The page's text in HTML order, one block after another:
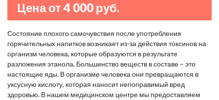
Цена от 4 000 руб.
Состояние плохого самочувствия после употребления
горячительных напитков возникает из-за действия токсинов на
организм человека, которые образуются в результате
разложения этанола. Большинство веществ в составе – это
настоящие яды. В организме человека они превращаются в
уксусную кислоту, которая наносит непоправимый вред
здоровью. В нашем медицинском центре мы предоставляем